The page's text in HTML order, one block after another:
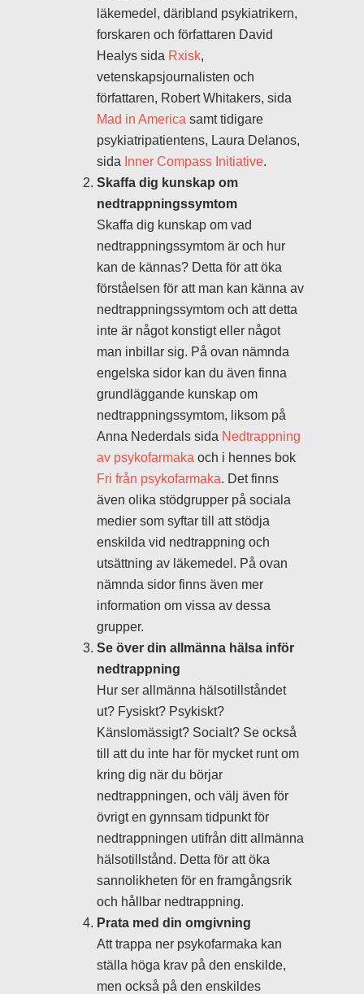
läkemedel, däribland psykiatrikern,
forskaren och författaren David
Healys sida Rxisk,
vetenskapsjournalisten och
författaren, Robert Whitakers, sida
Mad in America samt tidigare
psykiatripatientens, Laura Delanos,
sida Inner Compass Initiative.
Skaffa dig kunskap om
nedtrappningssymtom
Skaffa dig kunskap om vad
nedtrappningssymtom är och hur
kan de kännas? Detta för att öka
förståelsen för att man kan känna av
nedtrappningssymtom och att detta
inte är något konstigt eller något
man inbillar sig. På ovan nämnda
engelska sidor kan du även finna
grundläggande kunskap om
nedtrappningssymtom, liksom på
Anna Nederdals sida Nedtrappning
av psykofarmaka och i hennes bok
Fri från psykofarmaka. Det finns
även olika stödgrupper på sociala
medier som syftar till att stödja
enskilda vid nedtrappning och
utsättning av läkemedel. På ovan
nämnda sidor finns även mer
information om vissa av dessa
grupper.
Se över din allmänna hälsa inför
nedtrappning
Hur ser allmänna hälsotillståndet
ut? Fysiskt? Psykiskt?
Känslomässigt? Socialt? Se också
till att du inte har för mycket runt om
kring dig när du börjar
nedtrappningen, och välj även för
övrigt en gynnsam tidpunkt för
nedtrappningen utifrån ditt allmänna
hälsotillstånd. Detta för att öka
sannolikheten för en framgångsrik
och hållbar nedtrappning.
Prata med din omgivning
Att trappa ner psykofarmaka kan
ställa höga krav på den enskilde,
men också på den enskildes